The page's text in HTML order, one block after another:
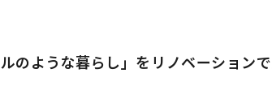
ルのような暮らし」をリノベーション